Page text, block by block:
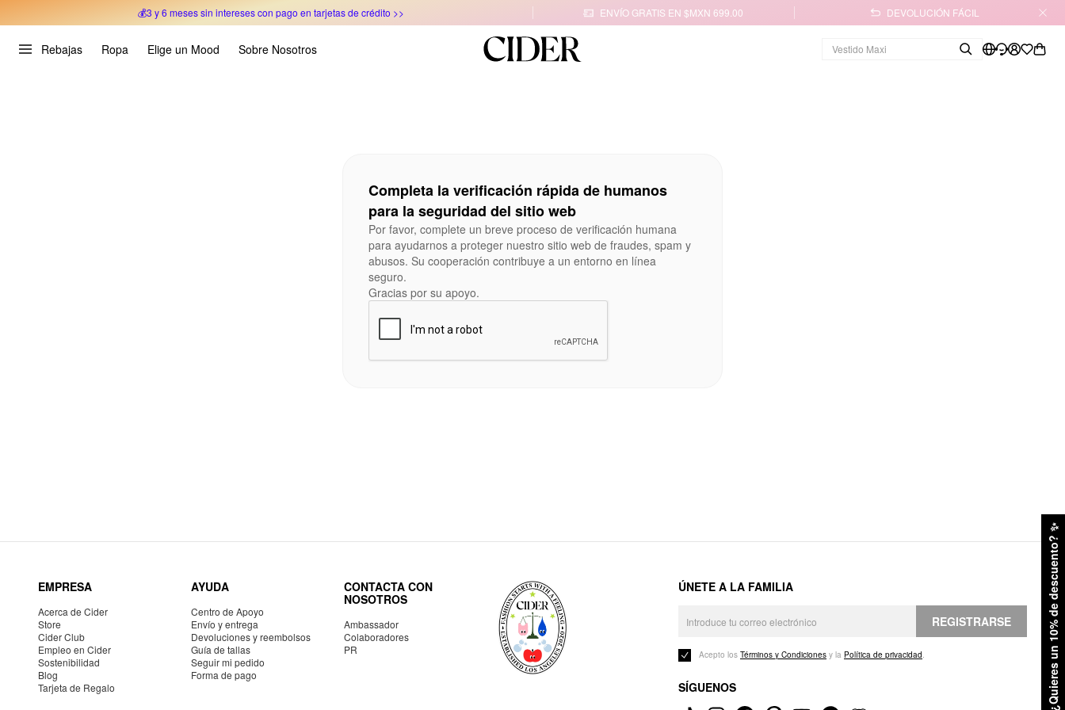
💰3 y 6 meses sin intereses con pago en tarjetas de crédito >>
ENVÍO GRATIS EN $MXN 699.00 DEVOLUCIÓN FÁCIL
Rebajas Ropa Elige un Mood Sobre Nosotros
¿Quieres un 10% de descuento?
✨
Completa la verificación rápida de humanos
para la seguridad del sitio web
Por favor, complete un breve proceso de verificación humana
para ayudarnos a proteger nuestro sitio web de fraudes, spam y
abusos. Su cooperación contribuye a un entorno en línea
seguro.
Gracias por su apoyo.
EMPRESA
Acerca de Cider
Store
Cider Club
Empleo en Cider
Sostenibilidad
Blog
Tarjeta de Regalo
AYUDA
Centro de Apoyo
Envío y entrega
Devoluciones y reembolsos
Guía de tallas
Seguir mi pedido
Forma de pago
CONTACTA CON
NOSOTROS
Ambassador
Colaboradores
PR
ÚNETE A LA FAMILIA
REGISTRARSE
Acepto los Términos y Condiciones y la Política de privacidad.
SÍGUENOS